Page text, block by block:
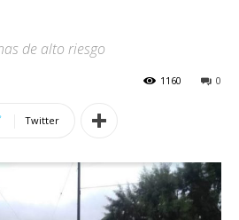
de alto riesgo
0
1160
Twitter